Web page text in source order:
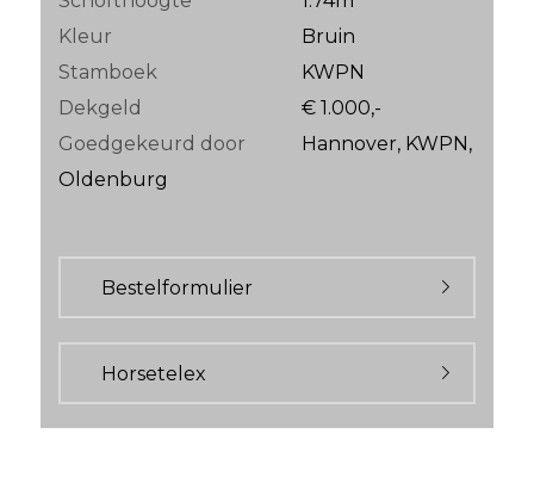
Kleur
Bruin
Stamboek
KWPN
Dekgeld
€ 1.000,-
Goedgekeurd door
Hannover, KWPN,
Oldenburg
Bestelformulier
Horsetelex